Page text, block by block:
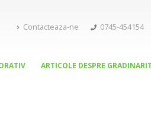
Contacteaza-ne 0745-454154
ARTICOLE DESPRE GRADINARIT